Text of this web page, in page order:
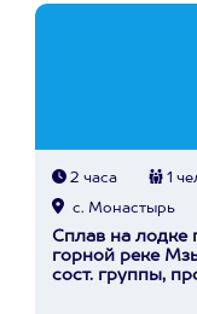
2 часа 1
с. Монастырь
Сплав на лодке
горной реке
сост. группы,